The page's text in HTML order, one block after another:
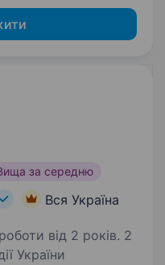
за середню
Вся Україна
від 2 років. 2
України